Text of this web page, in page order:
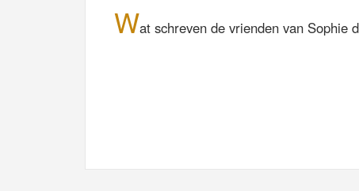
Wat schreven de vrienden van Sophie